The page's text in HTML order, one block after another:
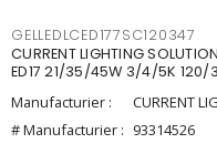
GELLEDLCED177SC120347
CURRENT LIGHTING
ED17 21/35/45W 3/4/5K 120/
Manufacturier :
CURRENT
# Manufacturier : 93314526